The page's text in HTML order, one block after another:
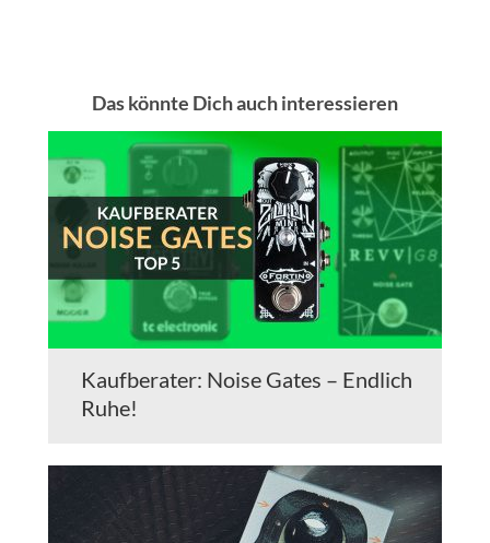
Das könnte Dich auch interessieren
Kaufberater: Noise Gates – Endlich
Ruhe!